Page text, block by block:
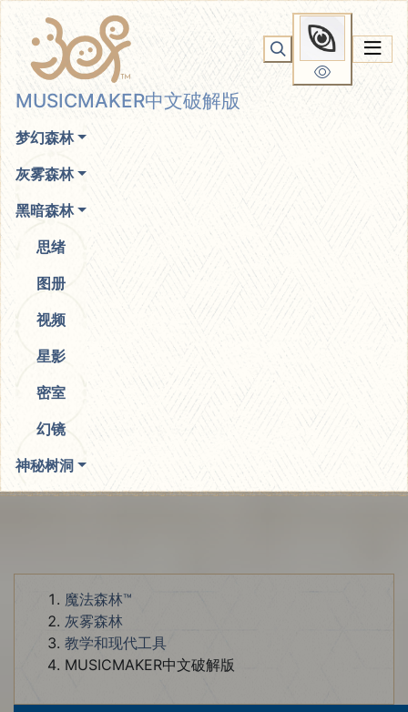
你无法看到我
MUSICMAKER中文破解版
梦幻森林
灰雾森林
黑暗森林
思绪
图册
视频
星影
密室
幻镜
神秘树洞
魔法森林™
灰雾森林
教学和现代工具
MUSICMAKER中文破解版
MUSICMAKER中文破解版